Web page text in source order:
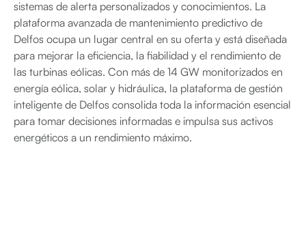
sistemas de alerta personalizados y conocimientos. La
plataforma avanzada de mantenimiento predictivo de
Delfos ocupa un lugar central en su oferta y está diseñada
para mejorar la eficiencia, la fiabilidad y el rendimiento de
las turbinas eólicas. Con más de 14 GW monitorizados en
energía eólica, solar y hidráulica, la plataforma de gestión
inteligente de Delfos consolida toda la información esencial
para tomar decisiones informadas e impulsa sus activos
energéticos a un rendimiento máximo.